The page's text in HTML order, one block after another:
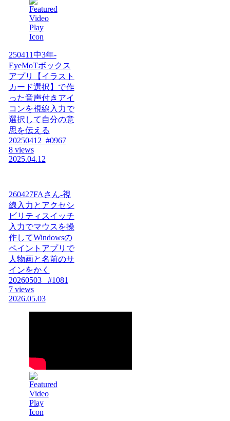
250411中3年-
EyeMoTボックス
アプリ【イラスト
カード選択】で作
った音声付きアイ
コンを視線入力で
選択して自分の意
思を伝える
20250412_#0967
8 views
2025.04.12
260427FAさん-視
線入力とアクセシ
ビリティスイッチ
入力でマウスを操
作してWindowsの
ペイントアプリで
人物画と名前のサ
インをかく
20260503_ #1081
7 views
2026.05.03